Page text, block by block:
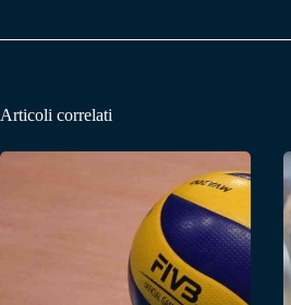
Articoli correlati